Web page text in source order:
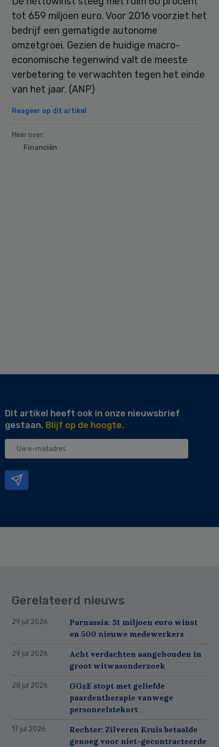
tot 659 miljoen euro. Voor 2016 voorziet het
bedrijf een gematigde autonome
omzetgroei. Gezien de huidige macro-
economische tegenwind valt de meeste
verbetering te verwachten tegen het einde
van het jaar. (ANP)
Reageer op dit artikel
Meer over:
Financiën
Dit artikel heeft ook in onze nieuwsbrief
gestaan. Blijf op de hoogte.
Uw
Gerelateerd nieuws
29 jul 2026
Parnassia: 31 miljoen euro winst
en 500 nieuwe medewerkers
29 jul 2026
Acht verdachten aangehouden in
groot witwasonderzoek
28 jul 2026
GGzE stopt met geliefde
paardentherapie vanwege
personeelstekort
17 jul 2026
Rechter: Zilveren Kruis betaalde
genoeg voor niet-gecontracteerde